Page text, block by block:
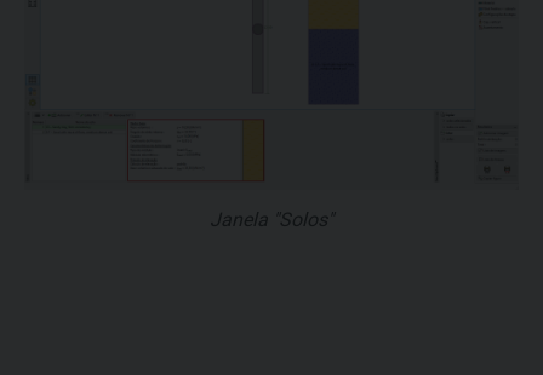
Janela "Solos"